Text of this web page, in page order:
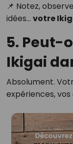
📌 Notez,
idées… votre
5. Peut-
Ikigai
Absolument.
expériences,